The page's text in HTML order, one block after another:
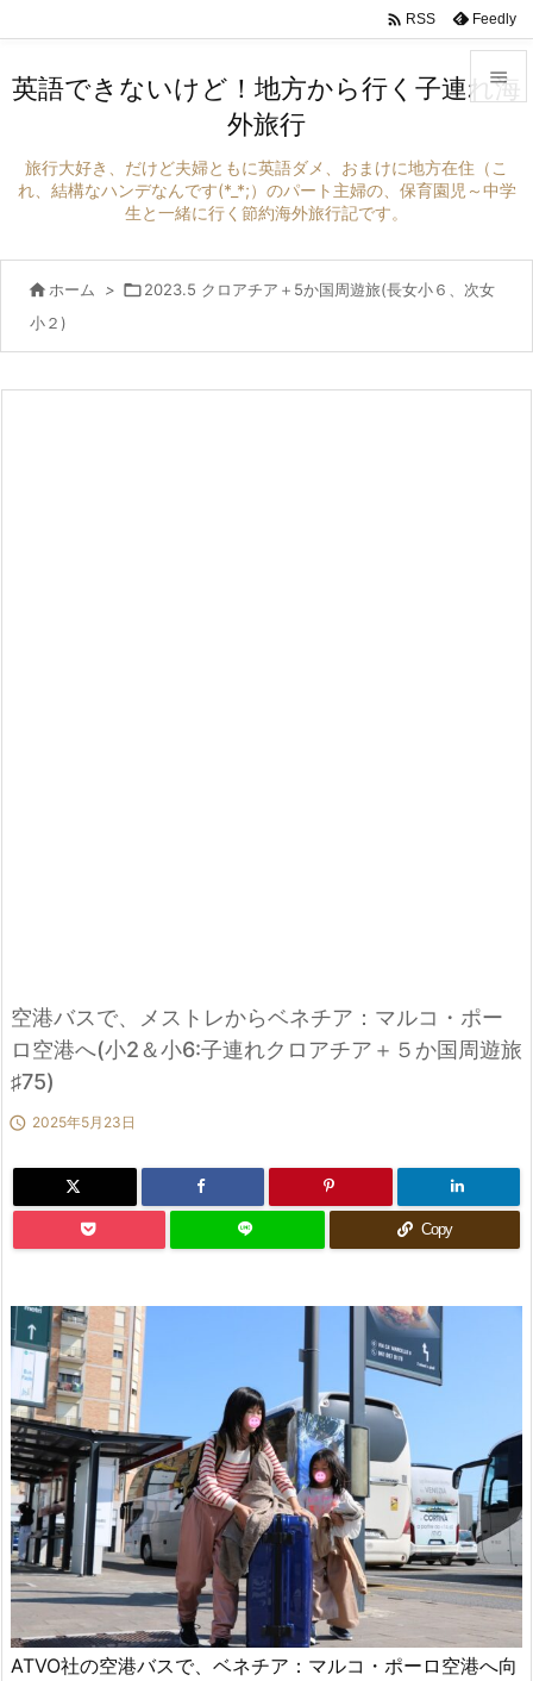


検索
 RSS Feedly
英語できないけど！地方から行く子連れ海
外旅行
旅行大好き、だけど夫婦ともに英語ダメ、おまけに地方在住（こ
れ、結構なハンデなんです(*_*;）のパート主婦の、保育園児～中学
生と一緒に行く節約海外旅行記です。
 ホーム > 2023.5 クロアチア＋5か国周遊旅(長女小６、次女
小２)
空港バスで、メストレからベネチア：マルコ・ポー
ロ空港へ(小2＆小6:子連れクロアチア＋５か国周遊旅
♯75)
 2025年5月23日
Copy
ATVO社の空港バスで、ベネチア：マルコ・ポーロ空港へ向